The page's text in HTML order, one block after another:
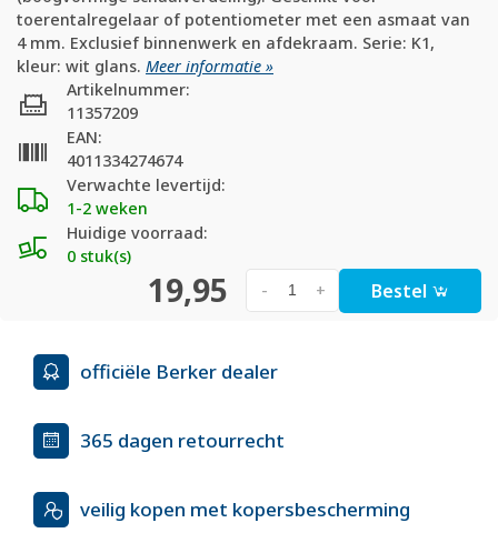
toerentalregelaar of potentiometer met een asmaat van
4 mm. Exclusief binnenwerk en afdekraam. Serie: K1,
kleur: wit glans. Meer informatie »
Verwachte levertijd:
1-2 weken
Huidige voorraad:
0 stuk(s)
Artikelnummer:
11357209
EAN:
4011334274674
19,95 +
- Bestel
officiële Berker dealer
365 dagen retourrecht
veilig kopen met kopersbescherming